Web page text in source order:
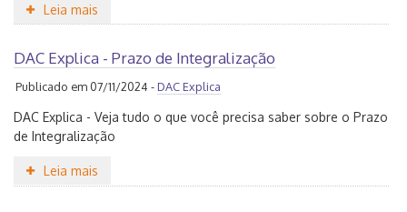
Leia mais
DAC Explica - Prazo de Integralização
Publicado em 07/11/2024 -DAC Explica
DAC Explica - Veja tudo o que você precisa saber sobre o Prazo
de Integralização
Leia mais